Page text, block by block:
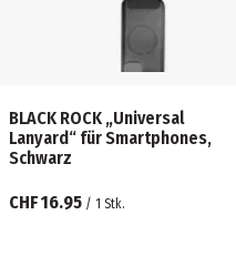
BLACK ROCK „Universal
Lanyard“ für Smartphones,
Schwarz
CHF 16.95 / 1 Stk.